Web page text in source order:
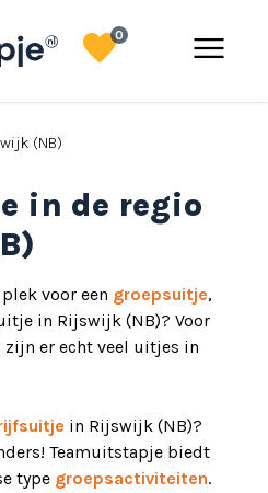
menu
favorite0
(NB)
in de regio
voor een groepsuitje,
in Rijswijk (NB)? Voor
er echt veel uitjes in
in Rijswijk (NB)?
Teamuitstapje biedt
type groepsactiviteiten.